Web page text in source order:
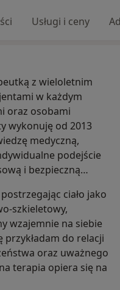
Usługi i ceny
z wieloletnim
w każdym
oraz osobami
wykonuję od 2013
medyczną,
podejście
i bezpieczną
ciało jako
szkieletowy,
wzajemnie na siebie
przykładam do relacji
oraz uważnego
terapia opiera się na